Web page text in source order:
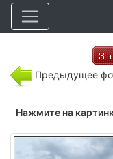
Предыдущее
Нажмите на